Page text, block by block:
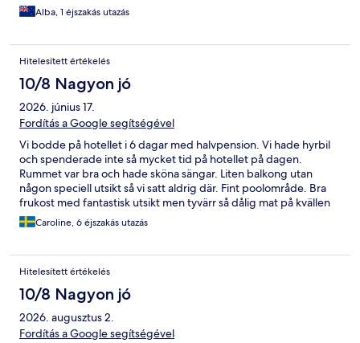
Alba, 1 éjszakás utazás
Hitelesített értékelés
10/8 Nagyon jó
2026. június 17.
Fordítás a Google segítségével
Vi bodde på hotellet i 6 dagar med halvpension. Vi hade hyrbil
och spenderade inte så mycket tid på hotellet på dagen.
Rummet var bra och hade sköna sängar. Liten balkong utan
någon speciell utsikt så vi satt aldrig där. Fint poolområde. Bra
frukost med fantastisk utsikt men tyvärr så dålig mat på kvällen
så vi gick in till staden istället och åt. Trevlig promenad fram och
tillbaka till stan ca 20 min. Bra med multiplanen som man kunde
semester på Korcula.
Caroline, 6 éjszakás utazás
Hitelesített értékelés
10/8 Nagyon jó
2026. augusztus 2.
Fordítás a Google segítségével